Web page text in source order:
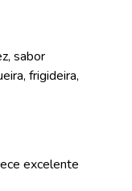
sabor
frigideira,
excelente